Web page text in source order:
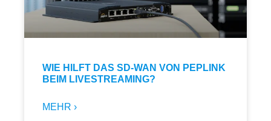
WIE HILFT DAS SD-WAN VON PEPLINK
BEIM LIVESTREAMING?
MEHR ›